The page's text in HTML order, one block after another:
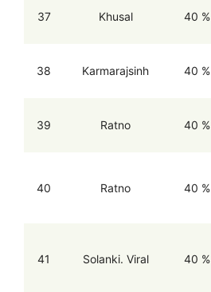
37 Khusal 40 %
38 Karmarajsinh 40 %
39 Ratno 40 %
40 Ratno 40 %
41 Solanki. Viral 40 %